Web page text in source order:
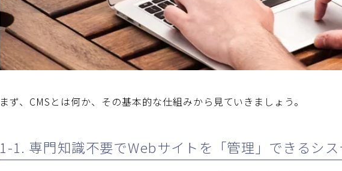
まず、 CMS とは何か、その基本的な仕組みから見ていきましょう。
1-1. 専門知識不要でWebサイトを「管理」できるシ